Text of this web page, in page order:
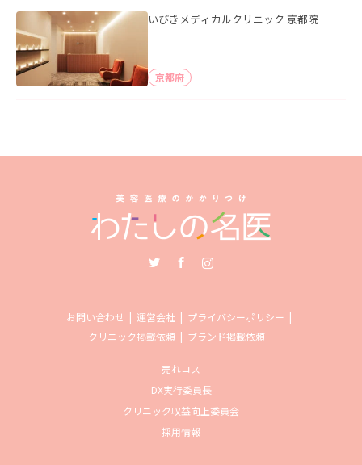
いびきメディカルクリニック 京都院
京都府
お問い合わせ 運営会社
プライバシーポリシー
クリニック掲載依頼
ブランド掲載依頼
売れコス
DX実行委員長
クリニック収益向上委員会
採用情報